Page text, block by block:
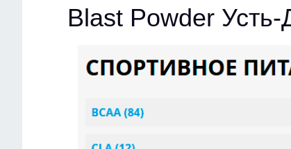
Blast Powder Усть-